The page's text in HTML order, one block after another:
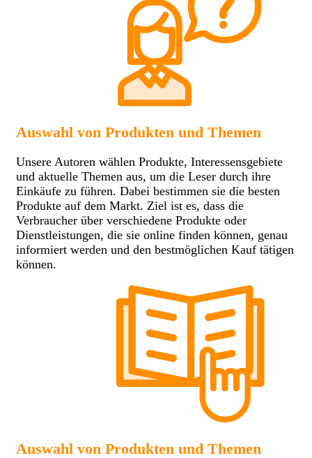
Auswahl von Produkten und Themen
Unsere Autoren wählen Produkte, Interessensgebiete
und aktuelle Themen aus, um die Leser durch ihre
Einkäufe zu führen. Dabei bestimmen sie die besten
Produkte auf dem Markt. Ziel ist es, dass die
Verbraucher über verschiedene Produkte oder
Dienstleistungen, die sie online finden können, genau
informiert werden und den bestmöglichen Kauf tätigen
können.
Auswahl von Produkten und Themen